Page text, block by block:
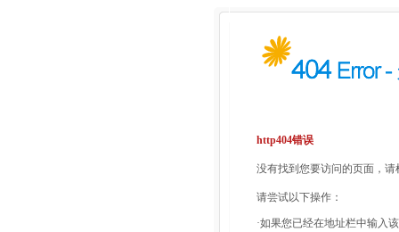
http404错误
没有找到您要访问的页面，
请尝试以下操作：
·如果您已经在地址栏中输入